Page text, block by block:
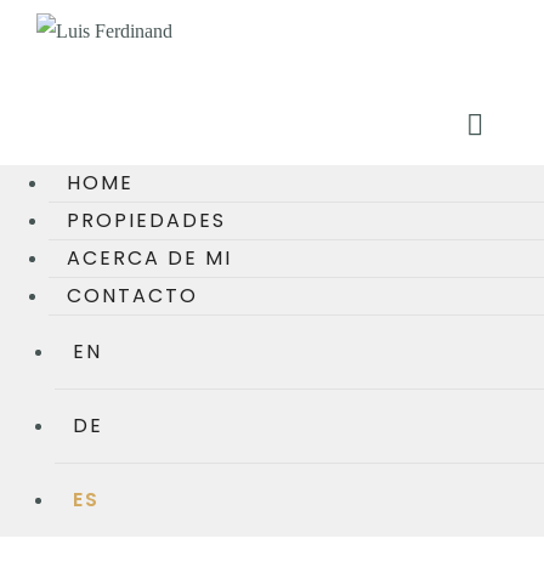
HOME
PROPIEDADES
ACERCA DE MI
CONTACTO
EN
DE
ES